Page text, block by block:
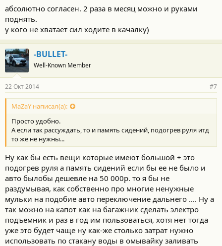
абсолютно согласен. 2 раза в месяц можно и руками
поднять.
у кого не хватает сил ходите в качалку)
-BULLET-
Well-Known Member
22 Окт 2014 #7
MaZaY написал(а):
Просто удобно.
А если так рассуждать, то и память сидений, подогрев руля итд
то же не нужны...
Ну как бы есть вещи которые имеют большой + это
подогрев руля а память сидений если бы ее не было и
авто былобы дешевле на 50 000р. то я бы не
раздумывая, как собственно про многие ненужные
мульки на подобие авто переключение дальнего .... Ну а
так можно на капот как на багажник сделать электро
подъемник и раз в год им пользоваться, хотя нет тогда
уже это будет чаще ну как-же столько затрат нужно
использовать по стакану воды в омывайку заливать